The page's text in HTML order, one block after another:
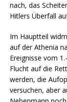
nach, das
Hitlers Überfall
Im Hauptteil
auf der Athenia
Ereignisse vom
Flucht auf die
werden, die
versuchen, aber